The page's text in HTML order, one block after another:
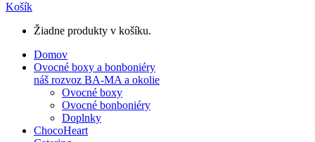
Košík
Žiadne produkty v košíku.
Domov
Ovocné boxy a bonboniéry
náš rozvoz BA-MA a okolie
Ovocné boxy
Ovocné bonboniéry
Doplnky
ChocoHeart